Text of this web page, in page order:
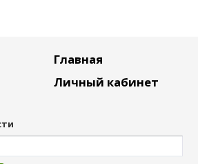
Главная
Личный кабинет